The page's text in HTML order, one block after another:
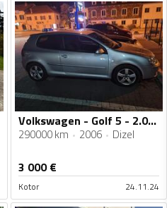
Volkswagen - Golf 5 - 2.0tdi 4X4 motion
290000 km 2006 Dizel
3 000€
Kotor 24.11.24